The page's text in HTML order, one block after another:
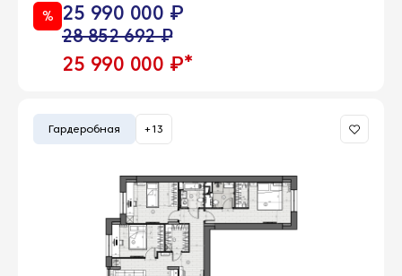
% 25 990 000 ₽
28 852 692 ₽
25 990 000 ₽*
Гардеробная +13